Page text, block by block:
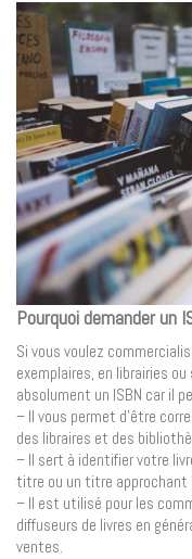
Pourquoi demander un
Si vous voulez
exemplaires, en librairies
absolument un ISBN car il
– Il vous permet d’être
des libraires et des
– Il sert à identifier votre
titre ou un titre approchant
– Il est utilisé pour les
diffuseurs de livres en
ventes.